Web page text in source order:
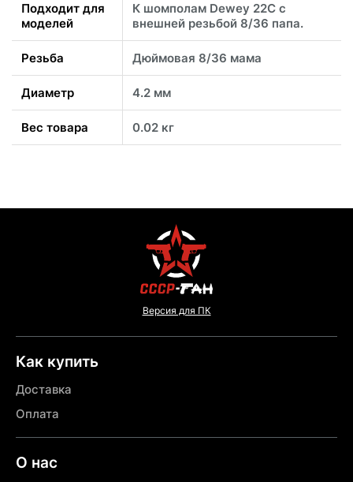
Подходит для
моделей
К шомполам Dewey 22C с
внешней резьбой 8/36 папа.
Резьба Дюймовая 8/36 мама
Диаметр 4.2 мм
Вес товара 0.02 кг
Версия для ПК
Как купить
Доставка
Оплата
О нас